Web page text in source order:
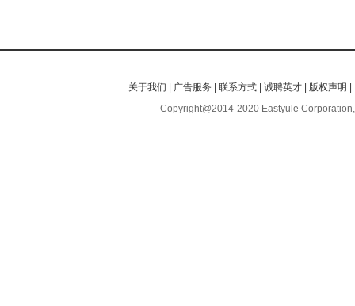
关于我们 广告服务 |联系方式 |诚聘英才 版权声明
Copyright@2014-2020 Eastyule